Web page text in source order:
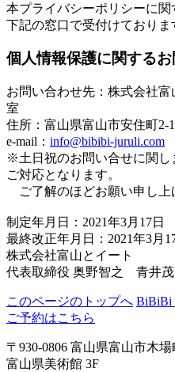
本プライバシーポリシーに関
下記の窓口で受付けておりま
個人情報保護に関する
お問い合わせ先：株式会社
室
住所：富山県富山市安住町2-
e-mail： info@bibibi-juruli.com
※土日祝のお問い合せに関し
ご対応となります。
ご了解のほどお願い申し上
制定年月日：2021年3月17日
最終改正年月日：2021年3月
株式会社富山とイート
代表取締役 奥野智之 青井茂
このページのトップへ BiBiBi
ご予約はこちら
〒930-0806 富山県富山市木場
富山県美術館 3F